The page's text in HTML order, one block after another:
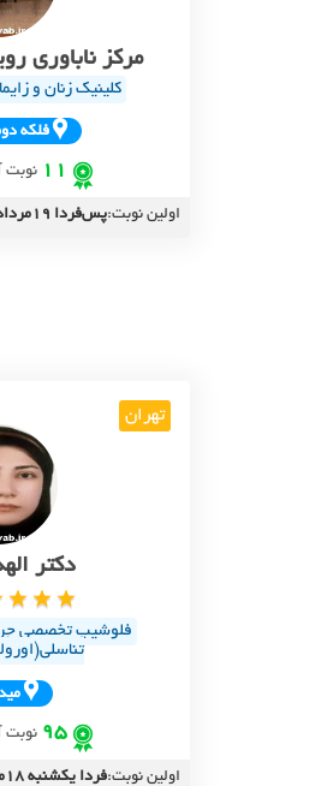
مرکز ناباوری
کلینیک زنان و
فلکه
11 نوبت
اولین نوبت:پس‌فردا 19مرداد 9صبح
تهران
دکتر
فلوشیپ تخصصی
95 نوبت
اولین نوبت:فردا یکشنبه 18مرداد 2ظهر